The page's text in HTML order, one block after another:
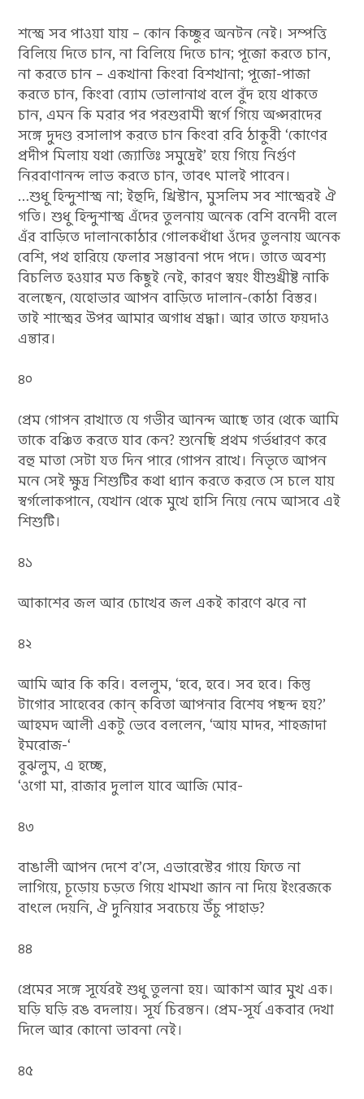
শস্ত্রে সব পাওয়া যায় – কোন কিচ্ছুর অনটন নেই। সম্পত্তি
বিলিয়ে দিতে চান, না বিলিয়ে দিতে চান; পূজো করতে চান,
না করতে চান – একখানা কিংবা বিশখানা; পূজো-পাজা
করতে চান, কিংবা ব্যোম ভোলানাথ বলে বুঁদ হয়ে থাকতে
চান, এমন কি মরার পর পরশুরামী স্বর্গে গিয়ে অপ্সরাদের
সঙ্গে দুদণ্ড রসালাপ করতে চান কিংবা রবি ঠাকুরী ‘কোণের
প্রদীপ মিলায় যথা জ্যোতিঃ সমুদ্রেই’ হয়ে গিয়ে নির্গুণ
নিরবাণানন্দ লাভ করতে চান, তাবৎ মালই পাবেন।
…শুধু হিন্দুশাস্ত্র না; ইহুদি, খ্রিস্টান, মুসলিম সব শাস্ত্রেরই ঐ
গতি। শুধু হিন্দুশাস্ত্র এঁদের তুলনায় অনেক বেশি বনেদী বলে
এঁর বাড়িতে দালানকোঠার গোলকধাঁধা ওঁদের তুলনায় অনেক
বেশি, পথ হারিয়ে ফেলার সম্ভাবনা পদে পদে। তাতে অবশ্য
বিচলিত হওয়ার মত কিছুই নেই, কারণ স্বয়ং যীশুখ্রীষ্ট নাকি
বলেছেন, যেহোভার আপন বাড়িতে দালান-কোঠা বিস্তর।
তাই শাস্ত্রের উপর আমার অগাধ শ্রদ্ধা। আর তাতে ফয়দাও
এন্তার।
৪০
প্রেম গোপন রাখাতে যে গভীর আনন্দ আছে তার থেকে আমি
তাকে বঞ্চিত করতে যাব কেন? শুনেছি প্রথম গর্ভধারণ করে
বহু মাতা সেটা যত দিন পারে গোপন রাখে। নিভৃতে আপন
মনে সেই ক্ষুদ্র শিশুটির কথা ধ্যান করতে করতে সে চলে যায়
স্বর্গলোকপানে, যেখান থেকে মুখে হাসি নিয়ে নেমে আসবে এই
শিশুটি।
৪১
আকাশের জল আর চোখের জল একই কারণে ঝরে না
৪২
আমি আর কি করি। বললুম, ‘হবে, হবে। সব হবে। কিন্তু
টাগোর সাহেবের কোন্‌ কবিতা আপনার বিশেষ পছন্দ হয়?’
আহমদ আলী একটু ভেবে বললেন, ‘আয় মাদর, শাহজাদা
ইমরোজ-‘
বুঝলুম, এ হচ্ছে,
‘ওগো মা, রাজার দুলাল যাবে আজি মোর-
৪৩
বাঙালী আপন দেশে ব’সে, এভারেস্টের গায়ে ফিতে না
লাগিয়ে, চূড়োয় চড়তে গিয়ে খামখা জান না দিয়ে ইংরেজকে
বাৎলে দেয়নি, ঐ দুনিয়ার সবচেয়ে উঁচু পাহাড়?
৪৪
প্রেমের সঙ্গে সূর্যেরই শুধু তুলনা হয়। আকাশ আর মুখ এক।
ঘড়ি ঘড়ি রঙ বদলায়। সূর্য চিরন্তন। প্রেম-সূর্য একবার দেখা
দিলে আর কোনো ভাবনা নেই।
৪৫